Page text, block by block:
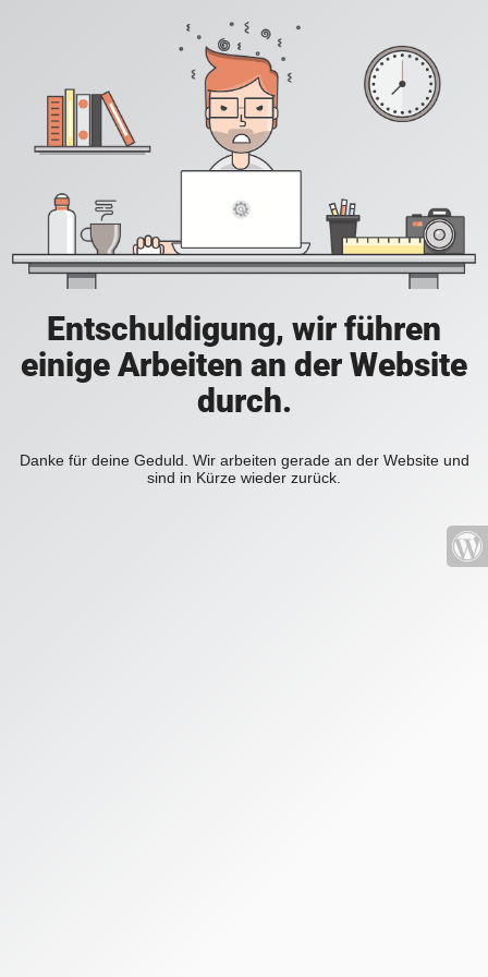
Entschuldigung, wir führen
einige Arbeiten an der Website
durch.
Danke für deine Geduld. Wir arbeiten gerade an der Website und
sind in Kürze wieder zurück.